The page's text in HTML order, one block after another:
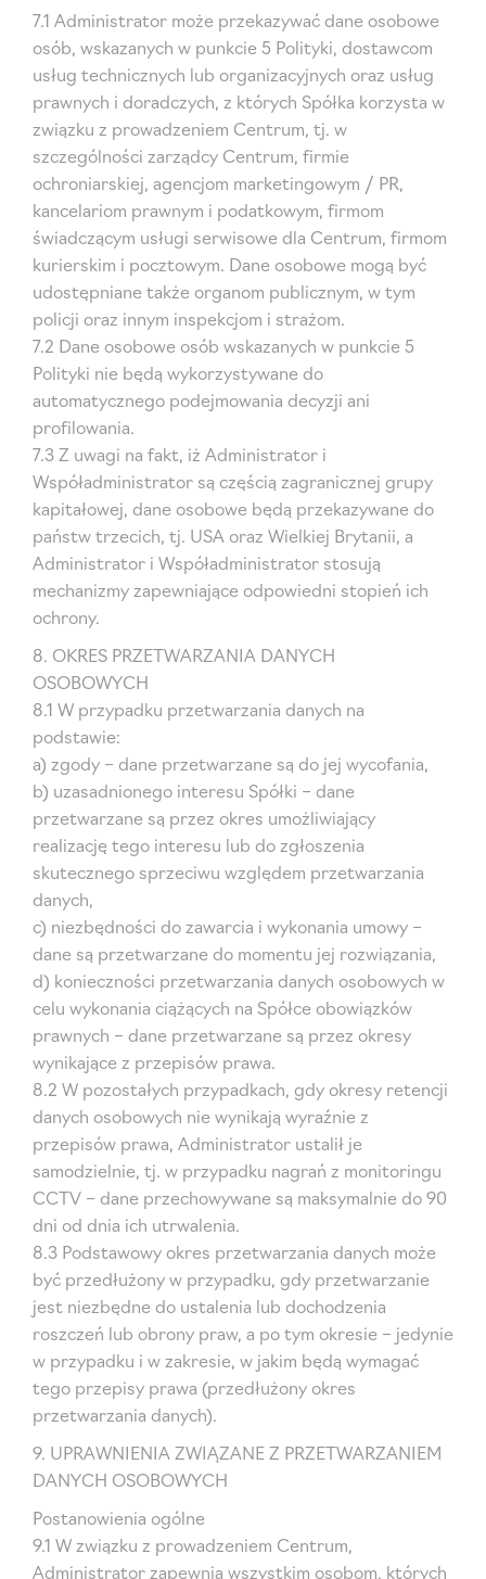
7.1 Administrator może przekazywać dane osobowe
osób, wskazanych w punkcie 5 Polityki, dostawcom
usług technicznych lub organizacyjnych oraz usług
prawnych i doradczych, z których Spółka korzysta w
związku z prowadzeniem Centrum, tj. w
szczególności zarządcy Centrum, firmie
ochroniarskiej, agencjom marketingowym / PR,
kancelariom prawnym i podatkowym, firmom
świadczącym usługi serwisowe dla Centrum, firmom
kurierskim i pocztowym. Dane osobowe mogą być
udostępniane także organom publicznym, w tym
policji oraz innym inspekcjom i strażom.
7.2 Dane osobowe osób wskazanych w punkcie 5
Polityki nie będą wykorzystywane do
automatycznego podejmowania decyzji ani
profilowania.
7.3 Z uwagi na fakt, iż Administrator i
Współadministrator są częścią zagranicznej grupy
kapitałowej, dane osobowe będą przekazywane do
państw trzecich, tj. USA oraz Wielkiej Brytanii, a
Administrator i Współadministrator stosują
mechanizmy zapewniające odpowiedni stopień ich
ochrony.
8. OKRES PRZETWARZANIA DANYCH
OSOBOWYCH
8.1 W przypadku przetwarzania danych na
podstawie:
a) zgody – dane przetwarzane są do jej wycofania,
b) uzasadnionego interesu Spółki – dane
przetwarzane są przez okres umożliwiający
realizację tego interesu lub do zgłoszenia
skutecznego sprzeciwu względem przetwarzania
danych,
c) niezbędności do zawarcia i wykonania umowy –
dane są przetwarzane do momentu jej rozwiązania,
d) konieczności przetwarzania danych osobowych w
celu wykonania ciążących na Spółce obowiązków
prawnych – dane przetwarzane są przez okresy
wynikające z przepisów prawa.
8.2 W pozostałych przypadkach, gdy okresy retencji
danych osobowych nie wynikają wyraźnie z
przepisów prawa, Administrator ustalił je
samodzielnie, tj. w przypadku nagrań z monitoringu
CCTV – dane przechowywane są maksymalnie do 90
dni od dnia ich utrwalenia.
8.3 Podstawowy okres przetwarzania danych może
być przedłużony w przypadku, gdy przetwarzanie
jest niezbędne do ustalenia lub dochodzenia
roszczeń lub obrony praw, a po tym okresie – jedynie
w przypadku i w zakresie, w jakim będą wymagać
tego przepisy prawa (przedłużony okres
przetwarzania danych).
9. UPRAWNIENIA ZWIĄZANE Z PRZETWARZANIEM
DANYCH OSOBOWYCH
Postanowienia ogólne
9.1 W związku z prowadzeniem Centrum,
Administrator zapewnia wszystkim osobom, których